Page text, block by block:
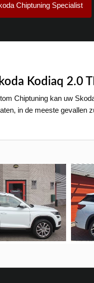
Chiptuning Specialist
Kodiaq 2.0
Chiptuning kan uw
in de meeste gevallen